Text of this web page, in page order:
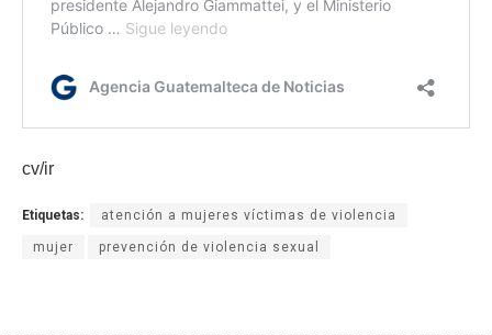
cv/ir
Etiquetas: atención a mujeres víctimas de violencia
mujer prevención de violencia sexual